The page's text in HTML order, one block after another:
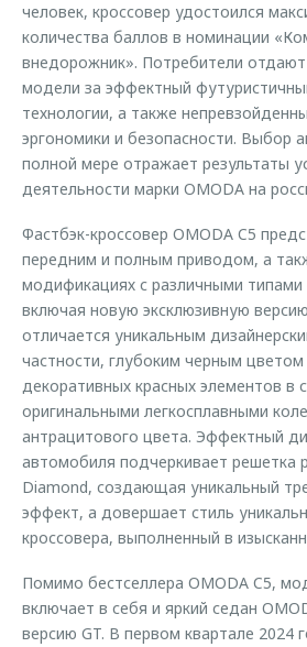
человек, кроссовер удостоился
количества баллов в номинации
внедорожник». Потребители
модели за эффектный
технологии, а также
эргономики и безопасности. Выбор
полной мере отражает результаты
деятельности марки OMODA на
Фастбэк-кроссовер OMODA C5
передним и полным приводом, а
модификациях с различными типами
включая новую эксклюзивную
отличается уникальным
частности, глубоким черным цветом
декоративных красных элементов в
оригинальными легкосплавными
антрацитового цвета. Эффектный
автомобиля подчеркивает решетка
Diamond, создающая уникальный
эффект, а довершает стиль
кроссовера, выполненный в
Помимо бестселлера OMODA C5,
включает в себя и яркий седан
версию GT. В первом квартале 2024